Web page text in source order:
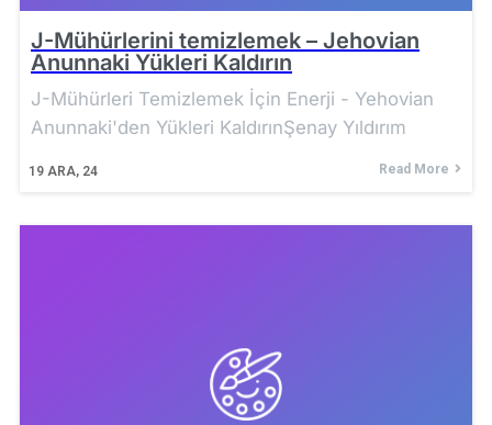
J-Mühürlerini temizlemek – Jehovian
Anunnaki Yükleri Kaldırın
19 ARA, 24
J-Mühürleri Temizlemek İçin Enerji - Yehovian
Anunnaki'den Yükleri KaldırınŞenay Yıldırım
Read More